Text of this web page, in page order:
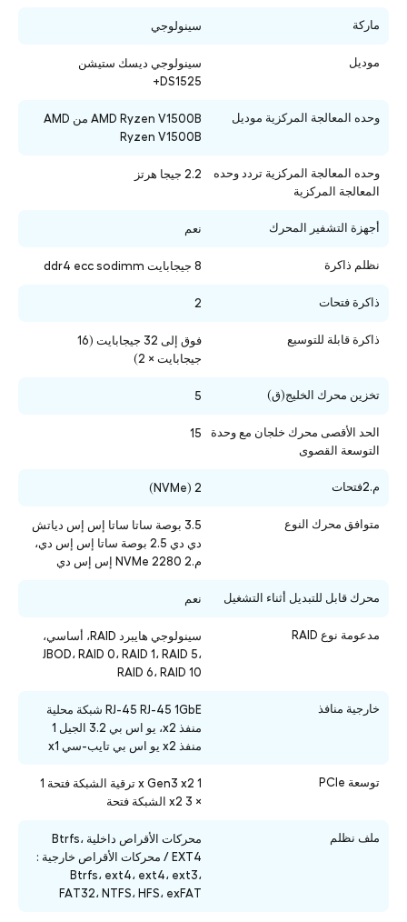
ماركة سينولوجي
موديل
سينولوجي ديسك ستيشن
DS1525+
وحده المعالجة المركزية موديل
AMD Ryzen V1500B من AMD
Ryzen V1500B
وحده المعالجة المركزية تردد وحده
المعالجة المركزية
2.2 جيجا هرتز
أجهزة التشفير المحرك نعم
نظلم ذاكرة 8 جيجابايت ddr4 ecc sodimm
ذاكرة فتحات 2
ذاكرة قابلة للتوسيع
فوق إلى 32 جيجابايت (16
جيجابايت × 2)
تخزين محرك الخليج(ق) 5
الحد الأقصى محرك خلجان مع وحدة
التوسعة القصوى
15
م.2فتحات 2 (NVMe)
متوافق محرك النوع
3.5 بوصة ساتا ساتا إس إس دياتش
دي دي 2.5 بوصة ساتا إس إس دي،
م.2 2280 NVMe إس إس دي
محرك قابل للتبديل أثناء التشغيل نعم
مدعومة نوع RAID
سينولوجي هايبرد RAID، أساسي،
JBOD، RAID 0، RAID 1، RAID 5،
RAID 6، RAID 10
خارجية منافذ
RJ-45 RJ-45 1GbE شبكة محلية
منفذ x2، يو اس بي 3.2 الجيل 1
منفذ x2
يو اس بي تايب-سي
توسعة PCIe
1 x Gen3 x2 ترقية الشبكة فتحة 1
× 3 x2 الشبكة فتحة
ملف نظلم
محركات الأقراص داخلية Btrfs،
EXT4 / محركات الأقراص خارجية :
Btrfs، ext4، ext4، ext3،
FAT32، NTFS، HFS، exFAT